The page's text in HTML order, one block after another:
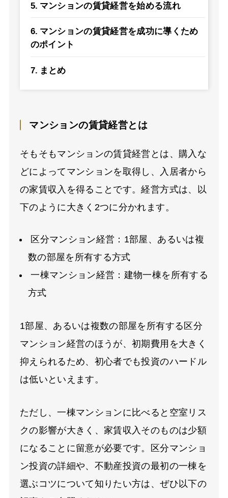
マンションの賃貸経営を始める流れ
マンションの賃貸経営を成功に導くため
のポイント
まとめ
マンションの賃貸経営とは
そもそもマンションの賃貸経営とは、購入な
どによってマンションを取得し、入居者から
の家賃収入を得ることです。経営方式は、以
下のように大きく2つに分かれます。
区分マンション経営：1部屋、あるいは複
数の部屋を所有する方式
一棟マンション経営：建物一棟を所有する
方式
1部屋、あるいは複数の部屋を所有する区分
マンション経営のほうが、初期費用を大きく
抑えられるため、初心者でも投資のハードル
は低いといえます。
ただし、一棟マンションに比べると空室リス
クの影響が大きく、家賃収入そのものは少額
になることに留意が必要です。区分マンショ
ン投資の詳細や、不動産投資の最初の一棟を
選ぶコツについて知りたい方は、ぜひ以下の